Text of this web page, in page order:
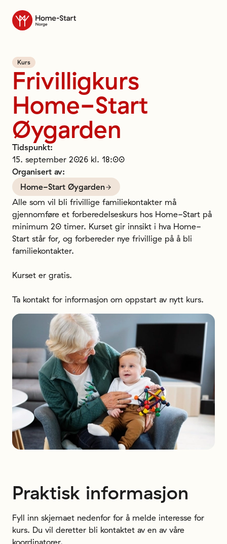
Til forsiden
Kurs
Frivilligkurs
Home-Start
Øygarden
Tidspunkt:
15. september 2026 kl. 18:00
Organisert av:
Home-Start Øygarden
Alle som vil bli frivillige familiekontakter må
gjennomføre et forberedelseskurs hos Home-Start på
minimum 20 timer. Kurset gir innsikt i hva Home-
Start står for, og forbereder nye frivillige på å bli
familiekontakter.
Kurset er gratis.
Ta kontakt for informasjon om oppstart av nytt kurs.
Praktisk informasjon
Fyll inn skjemaet nedenfor for å melde interesse for
kurs. Du vil deretter bli kontaktet av en av våre